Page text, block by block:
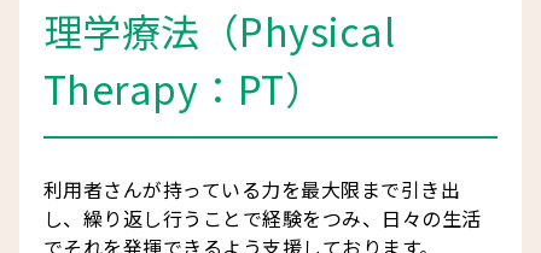
理学療法（Physical
Therapy：PT）
利用者さんが持っている力を最大限まで引き出
し、繰り返し行うことで経験をつみ、日々の生活
でそれを発揮できるよう支援しております。